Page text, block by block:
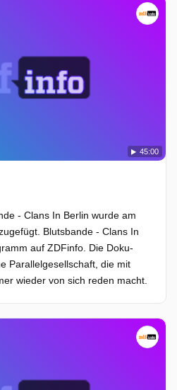
45:00
- Clans In Berlin wurde am
Blutsbande - Clans In
auf ZDFinfo. Die Doku-
Parallelgesellschaft, die mit
wieder von sich reden macht.